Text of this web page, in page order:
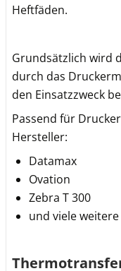
Heftfäden.
Grundsätzlich wird
durch das
den Einsatzzweck
Passend für
Hersteller:
Datamax
Ovation
Zebra T 300
und viele weitere